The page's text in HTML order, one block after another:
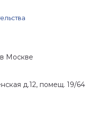
в Москве
д.12, помещ. 19/64